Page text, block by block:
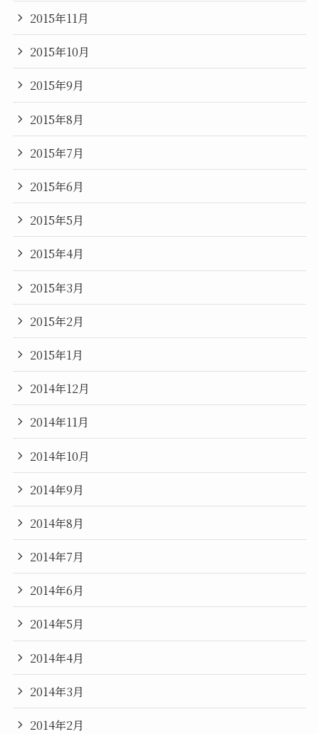
2015年11月
2015年10月
2015年9月
2015年8月
2015年7月
2015年6月
2015年5月
2015年4月
2015年3月
2015年2月
2015年1月
2014年12月
2014年11月
2014年10月
2014年9月
2014年8月
2014年7月
2014年6月
2014年5月
2014年4月
2014年3月
2014年2月